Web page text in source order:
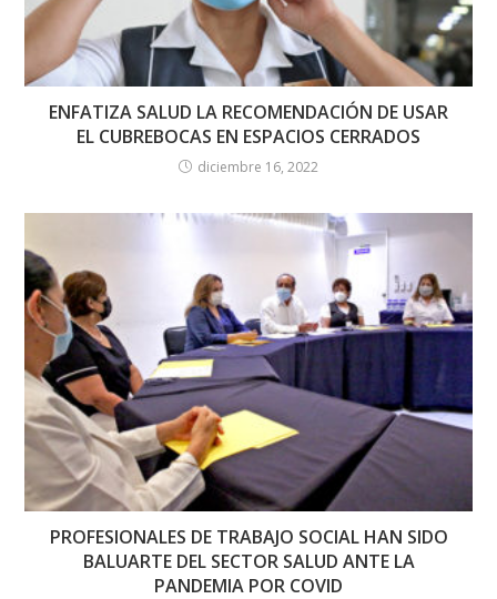
ENFATIZA SALUD LA RECOMENDACIÓN DE USAR
EL CUBREBOCAS EN ESPACIOS CERRADOS
diciembre 16, 2022
PROFESIONALES DE TRABAJO SOCIAL HAN SIDO
BALUARTE DEL SECTOR SALUD ANTE LA
PANDEMIA POR COVID